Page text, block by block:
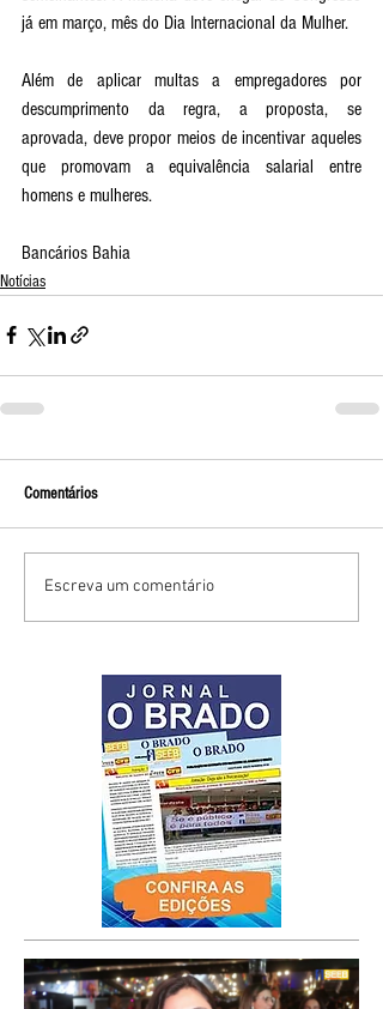
já em março, mês do Dia Internacional da Mulher.
Além de aplicar multas a empregadores por
descumprimento da regra, a proposta, se
aprovada, deve propor meios de incentivar aqueles
que promovam a equivalência salarial entre
homens e mulheres.
Bancários Bahia
Notícias
Comentários
Escreva um comentário